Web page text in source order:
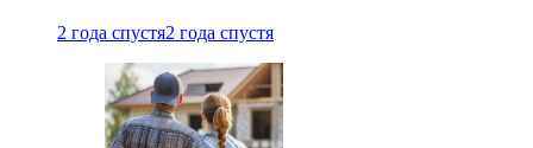
2 года спустя2 года спустя